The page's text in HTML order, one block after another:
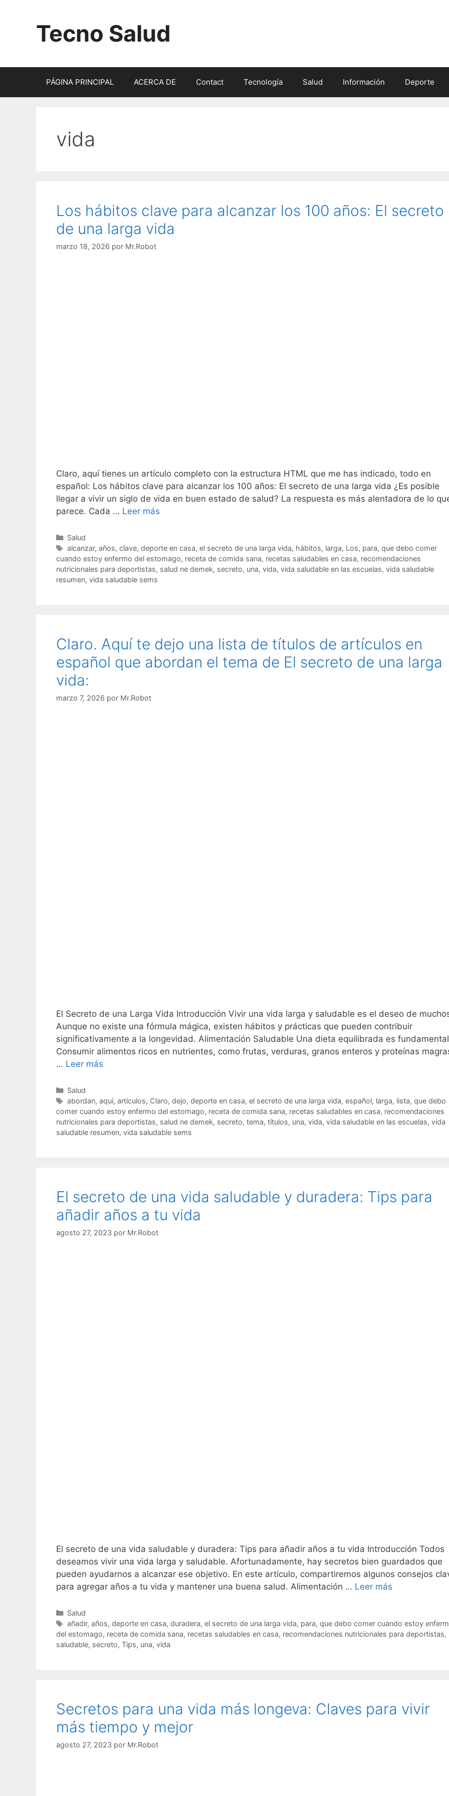
contenidoTecno Salud
PÁGINA PRINCIPAL ACERCA DE Contact Tecnología Salud Información Deporte
vida
Los hábitos clave para alcanzar los 100 años: El secreto
de una larga vida
marzo 18, 2026 por Mr.Robot
Claro, aquí tienes un artículo completo con la estructura HTML que me has indicado, todo en
español: Los hábitos clave para alcanzar los 100 años: El secreto de una larga vida ¿Es posible
llegar a vivir un siglo de vida en buen estado de salud? La respuesta es más alentadora de lo
parece. Cada … Leer más
C
a
t
e
g
Salud
E
t
i
q
alcanzar, años, clave, deporte en casa, el secreto de una larga vida, hábitos, larga, Los, para, que debo comer
cuando estoy enfermo del estomago, receta de comida sana, recetas saludables en casa, recomendaciones
nutricionales para deportistas, salud ne demek, secreto, una, vida, vida saludable en las escuelas, vida saludable
resumen, vida saludable sems
Claro. Aquí te dejo una lista de títulos de artículos en
español que abordan el tema de El secreto de una larga
vida:
marzo 7, 2026 por Mr.Robot
El Secreto de una Larga Vida Introducción Vivir una vida larga y saludable es el deseo de
Aunque no existe una fórmula mágica, existen hábitos y prácticas que pueden contribuir
significativamente a la longevidad. Alimentación Saludable Una dieta equilibrada es
Consumir alimentos ricos en nutrientes, como frutas, verduras, granos enteros y proteínas
… Leer más
C
a
t
e
g
Salud
E
t
i
q
abordan, aquí, artículos, Claro, dejo, deporte en casa, el secreto de una larga vida, español, larga, lista, que debo
comer cuando estoy enfermo del estomago, receta de comida sana, recetas saludables en casa, recomendaciones
nutricionales para deportistas, salud ne demek, secreto, tema, títulos, una, vida, vida saludable en las escuelas, vida
saludable resumen, vida saludable sems
El secreto de una vida saludable y duradera: Tips para
añadir años a tu vida
agosto 27, 2023 por Mr.Robot
El secreto de una vida saludable y duradera: Tips para añadir años a tu vida Introducción Todos
deseamos vivir una vida larga y saludable. Afortunadamente, hay secretos bien guardados que
pueden ayudarnos a alcanzar ese objetivo. En este artículo, compartiremos algunos consejos
para agregar años a tu vida y mantener una buena salud. Alimentación … Leer más
C
a
t
e
s
Salud
E
t
i
s
añadir, años, deporte en casa, duradera, el secreto de una larga vida, para, que debo comer cuando estoy
del estomago, receta de comida sana, recetas saludables en casa, recomendaciones nutricionales para deportistas,
saludable, secreto, Tips, una, vida
Secretos para una vida más longeva: Claves para vivir
más tiempo y mejor
agosto 27, 2023 por Mr.Robot